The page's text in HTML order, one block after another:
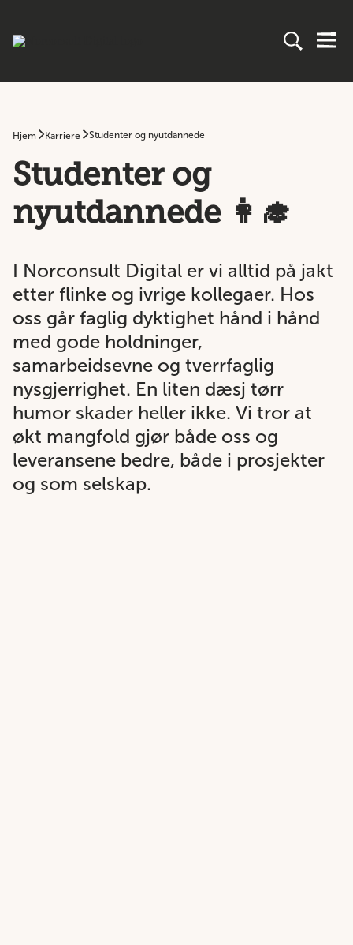
Hjem Karriere Studenter og nyutdannede
Studenter og
nyutdannede 👩‍🎓
I Norconsult Digital er vi alltid på jakt
etter flinke og ivrige kollegaer. Hos
oss går faglig dyktighet hånd i hånd
med gode holdninger,
samarbeidsevne og tverrfaglig
nysgjerrighet. En liten dæsj tørr
humor skader heller ikke. Vi tror at
økt mangfold gjør både oss og
leveransene bedre, både i prosjekter
og som selskap.